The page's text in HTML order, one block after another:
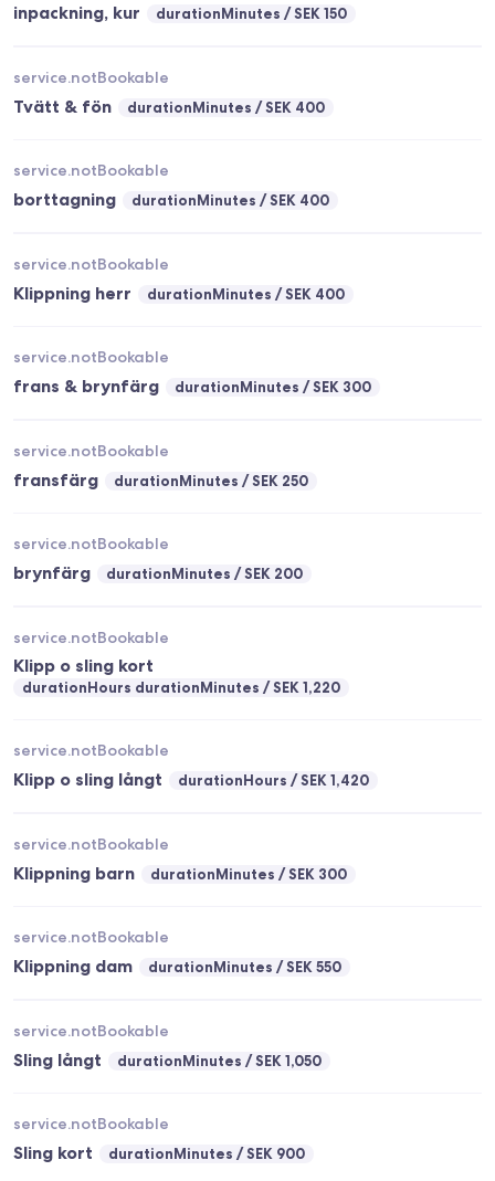
inpackning, kur durationMinutes SEK 150
Tvätt & fön durationMinutes SEK 400
service.notBookable
borttagning durationMinutes SEK 400
service.notBookable
Klippning herr durationMinutes SEK 400
service.notBookable
frans & brynfärg durationMinutes SEK 300
service.notBookable
fransfärg durationMinutes SEK 250
service.notBookable
brynfärg durationMinutes SEK 200
service.notBookable
Klipp o sling kort
durationHours durationMinutes SEK 1,220
service.notBookable
Klipp o sling långt durationHours SEK 1,420
service.notBookable
Klippning barn durationMinutes SEK 300
service.notBookable
Klippning dam durationMinutes SEK 550
service.notBookable
Sling långt durationMinutes SEK 1,050
service.notBookable
Sling kort durationMinutes SEK 900
service.notBookable